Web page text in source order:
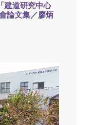
建道研究中心
論文集／廖炳